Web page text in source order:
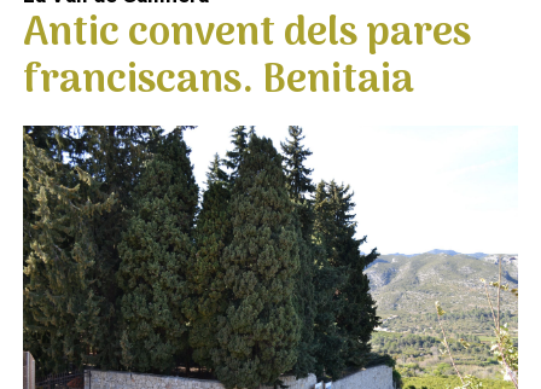
Antic convent dels pares
franciscans. Benitaia